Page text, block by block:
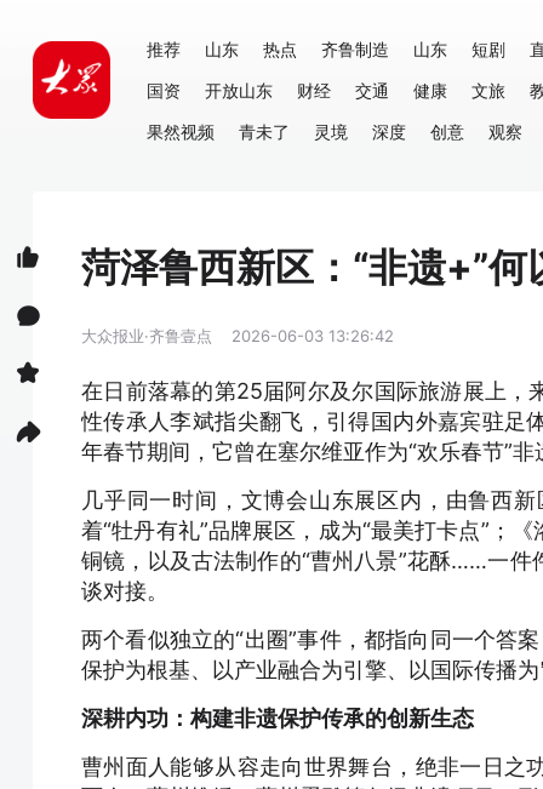
推荐 山东 热点 齐鲁制造 山东 短剧
国资
开放山东 财经 交通 健康 文旅
果然视频
青未了 灵境 深度 创意 观察
菏泽鲁西新区：“非遗+”何
大众报业·齐鲁壹点 2026-06-03 13:26:42
在日前落幕的第25届阿尔及尔国际旅游展上，
性传承人李斌指尖翻飞，引得国内外嘉宾驻
年春节期间，它曾在塞尔维亚作为“欢乐春节”非
几乎同一时间，文博会山东展区内，由鲁西
着“牡丹有礼”品牌展区，成为“最美打卡点”；
铜镜，以及古法制作的“曹州八景”花酥……一
谈对接。
两个看似独立的“出圈”事件，都指向同一个答
保护为根基、以产业融合为引擎、以国际传播
深耕内功：构建非遗保护传承的创新生态
曹州面人能够从容走向世界舞台，绝非一日